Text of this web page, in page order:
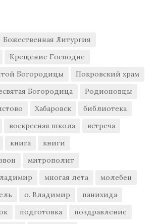
Божественная Литургия
Крещение Господне
Богородицы
Покровский храм
Богородица
Родионовцы
Хабаровск
библиотека
воскресная школа
встреча
книга
книги
митрополит
многая лета
молебен
о. Владимир
панихида
подготовка
поздравление